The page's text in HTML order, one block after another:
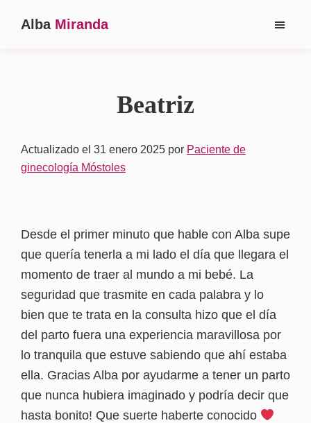
Alba Miranda
Beatriz
Actualizado el 31 enero 2025 por Paciente de
ginecología Móstoles
Desde el primer minuto que hable con Alba supe
que quería tenerla a mi lado el día que llegara el
momento de traer al mundo a mi bebé. La
seguridad que trasmite en cada palabra y lo
bien que te trata en la consulta hizo que el día
del parto fuera una experiencia maravillosa por
lo tranquila que estuve sabiendo que ahí estaba
ella. Gracias Alba por ayudarme a tener un parto
que nunca hubiera imaginado y podría decir que
hasta bonito! Que suerte haberte conocido